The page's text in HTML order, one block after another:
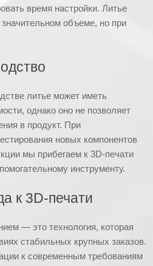
время настройки. Литье
объеме, но при
литье может иметь
однако оно не позволяет
в продукт. При
новых компонентов
мы прибегаем к 3D-печати
инструменту.
к 3D-печати
— это технология, которая
стабильных крупных заказов.
к современным требованиям